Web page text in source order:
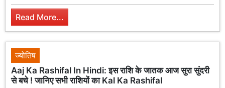
Read More...
ज्योतिष
Aaj Ka Rashifal In Hindi: इस राशि के जातक आज सुरा सुंदरी
से बचे ! जानिए सभी राशियों का Kal Ka Rashifal